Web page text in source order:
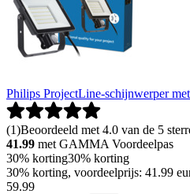
Philips ProjectLine-schijnwerper
(1)Beoordeeld met 4.0 van de 5
41.99 met GAMMA Voordeelpas
30% korting30% korting
30% korting, voordeelprijs: 41.99
59.99